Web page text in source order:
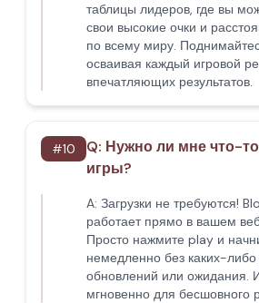
таблицы лидеров, где вы
свои высокие очки и
по всему миру.
осваивая каждый игровой
впечатляющих результатов.
#10 Q: Нужно ли мне что-
игры?
A: Загрузки не требуются!
работает прямо в вашем
Просто нажмите play и
немедленно без каких-либо
обновлений или ожидания.
мгновенно для бесшовного